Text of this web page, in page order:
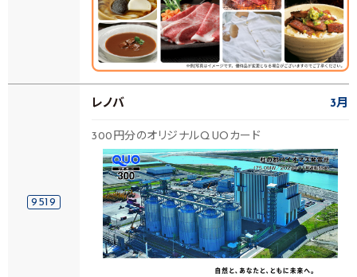
9519
レノバ 3月
300円分のオリジナルQUOカード